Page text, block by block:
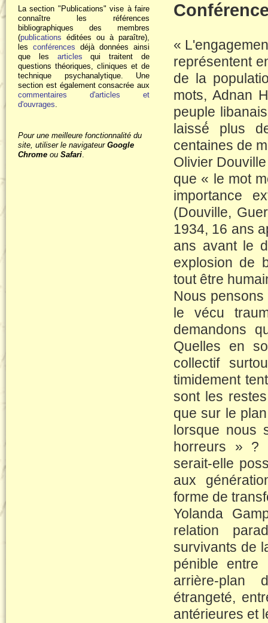
La section "Publications" vise à faire
connaître les références
bibliographiques des membres
(publications éditées ou à paraître),
les conférences déjà données ainsi
que les articles qui traitent de
questions théoriques, cliniques et de
technique psychanalytique. Une
section est également consacrée aux
commentaires d'articles et
d'ouvrages
Pour une meilleure fonctionnalité du
site, utiliser le navigateur Google
Chrome ou Safari
«
représentent
de la
mots, Adnan
peuple
laissé́ plus
centaines de
Olivier
que « le mot
importance
(Douville,
1934, 16 ans
ans avant le
explosion de
tout être
Nous
le vécu
demandons
Quelles en
collectif
timidement
sont les
que sur le
lorsque nous
horreurs » ?
serait-elle
aux
forme de
Yolanda
relation
survivants de
pénible
arrière-plan
étrangeté,
antérieures et